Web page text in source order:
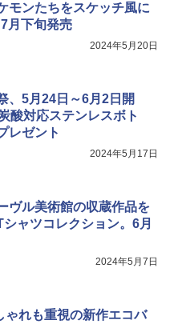
モンたちをスケッチ風に
月下旬発売
2024年5月20日
、5月24日～6月2日開
酸対応ステンレスボト
レゼント
2024年5月17日
ヴル美術館の収蔵作品を
ャツコレクション。6月
2024年5月7日
ゃれも重視の新作エコバ